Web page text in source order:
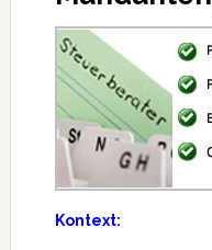
Kontext: